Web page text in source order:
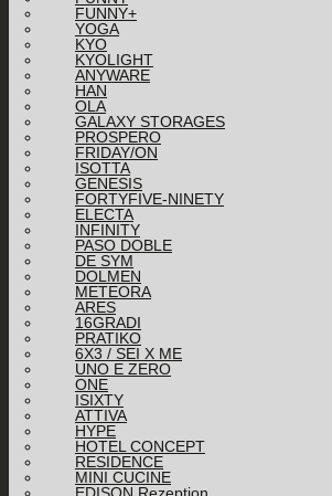
FUNNY+
YOGA
KYO
KYOLIGHT
ANYWARE
HAN
OLA
GALAXY STORAGES
PROSPERO
FRIDAY/ON
ISOTTA
GENESIS
FORTYFIVE-NINETY
ELECTA
INFINITY
PASO DOBLE
DE SYM
DOLMEN
METEORA
ARES
16GRADI
PRATIKO
6X3 / SEI X ME
UNO E ZERO
ONE
ISIXTY
ATTIVA
HYPE
HOTEL CONCEPT
RESIDENCE
MINI CUCINE